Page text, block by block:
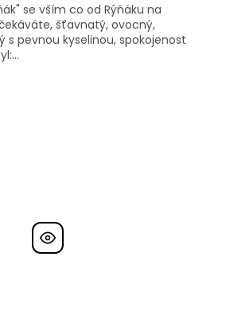
se vším co od Rýňáku na
šťavnatý, ovocný,
s pevnou kyselinou, spokojenost